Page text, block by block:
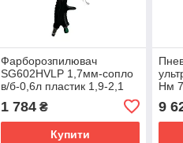
Фарборозпилювач
SG602HVLP 1,7мм-сопло
в/б-0,6л пластик 1,9-2,1
1 784₴
Купити
Нм
9